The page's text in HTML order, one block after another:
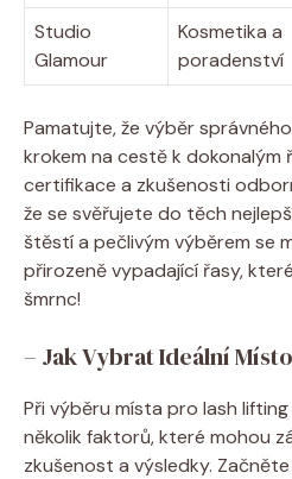
Studio
Glamour
Kosmetika a
poradenství
Pamatujte, že ⁢výběr
krokem na ‌cestě k ⁢dokonalým
certifikace‌ a zkušenosti
že se svěřujete do těch
štěstí a pečlivým výběrem se⁣
přirozeně vypadající řasy,
⁤šmrnc!
– Jak ⁤Vybrat Ideální Místo
Při výběru místa pro lash
několik faktorů, které mohou
‌zkušenost a výsledky.